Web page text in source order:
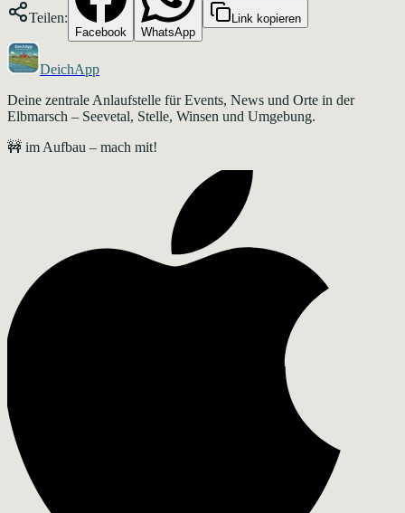
Teilen:
Facebook WhatsApp
Link kopieren
DeichApp
Deine zentrale Anlaufstelle für Events, News und Orte in der
Elbmarsch – Seevetal, Stelle, Winsen und Umgebung.
🚧 im Aufbau – mach mit!